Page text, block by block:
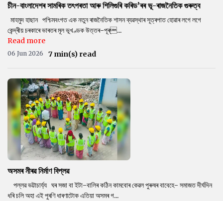
চীন-বাংলাদেশৰ সামৰিক তৎপৰতা আৰু শিলিগুৰি কৰিড’ৰৰ ভূ-ৰাজনৈতিক গুৰুত্ব
মাহমুদ হাছান পশ্চিমবংগত এক নতুন ৰাজনৈতিক শাসন ব্যৱস্থাৰ সূত্ৰপাত হোৱাৰ লগে লগে
কেন্দ্ৰীয় চৰকাৰে ভাৰতৰ মূল ভূখণ্ডক উত্তৰ-পূৰ্...
Read more
06 Jun 2026 7 min(s) read
অসমৰ নীৰৱ নিৰ্মাণ বিপ্লৱ
পল্লৱ ভট্টাচাৰ্য্য ঘৰ সজা বা ইটা-বালিৰ কঠিন কামবোৰ কেৱল পুৰুষৰ বাবেহে- সমাজত দীৰ্ঘদিন
ধৰি চলি অহা এই পুৰণি ধাৰণাটোক এতিয়া অসমৰ গ...